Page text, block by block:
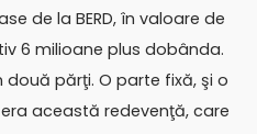
de la BERD, în valoare de
6 milioane plus dobânda.
părţi. O parte fixă, şi o
această redevenţă, care